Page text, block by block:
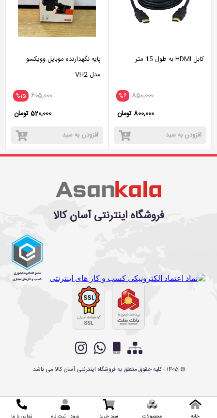
کابل HDMI به طول 15 متر
%6 850,000
800,000 تومان
افزودن به سبد
پایه نگهدارنده موبایل وویکسو
مدل VH2
%15 605,000
520,000 تومان
افزودن به سبد
فروشگاه اینترنتی آسان کالا
©
1405- کلیه حقوق متعلق بهفروشگاه اینترنتی آسان کالامی باشد.